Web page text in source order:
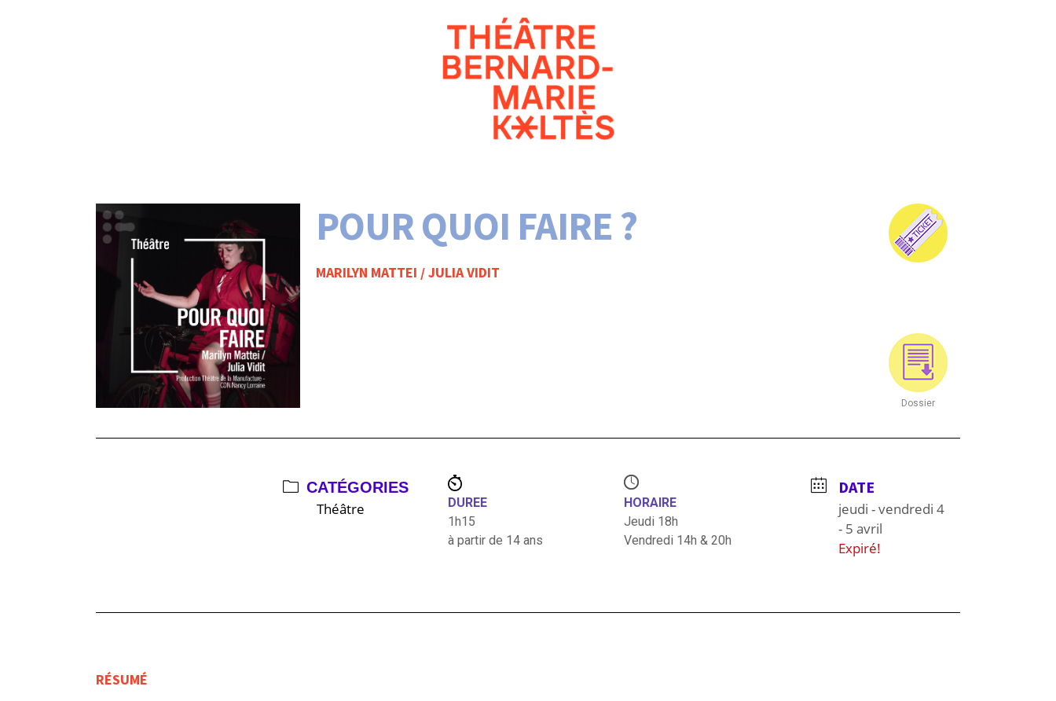
POUR QUOI FAIRE ?
MARILYN MATTEI / JULIA VIDIT
Dossier
CATÉGORIES
Théâtre
DUREE
1h15
à partir de 14 ans
HORAIRE
Jeudi 18h
Vendredi 14h & 20h
DATE
jeudi - vendredi 4
- 5 avril
Expiré!
RÉSUMÉ